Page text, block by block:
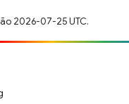
2026-07-25 UTC.